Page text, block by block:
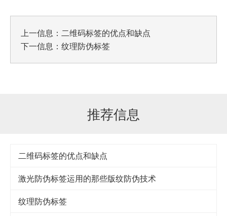
上一信息： 二维码标签的优点和缺点
下一信息： 纹理防伪标签
推荐信息
二维码标签的优点和缺点
激光防伪标签运用的那些版纹防伪技术
纹理防伪标签